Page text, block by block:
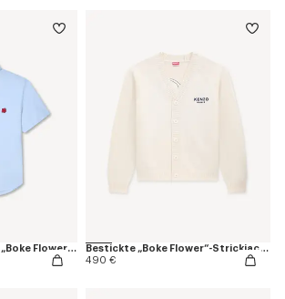
Kurzärmeliges Hemd „Boke Flower“ aus Oxford-Baumwolle
Bestickte „Boke Flower“-Strickjacke aus Wolle
490 €